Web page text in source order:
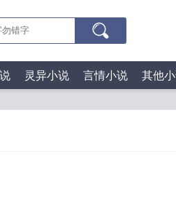
灵异小说 言情小说 其他